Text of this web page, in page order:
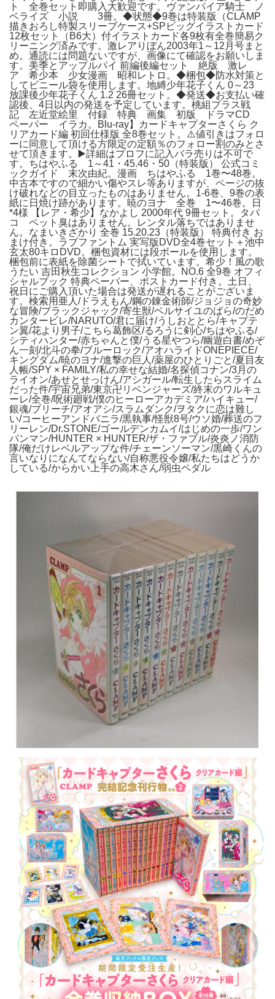
ト 全巻セット即購入大歓迎です。ヴァンパイア騎士 ノ
ベライズ 小説 3冊。◆状態◆9巻は特装版（CLAMP
描きおろし特製スリーブケース+SPビッグイラストカード
12枚セット（B6大）付イラストカード各9枚有全巻簡易ク
リーニング済みです。激レアりぼん2003年1～12月号まと
め。通読には問題ないですが、画像にて確認をお願いしま
す。美季とアップルパイ 前編後編セット 絶版 激レ
ア 希少本 少女漫画 昭和レトロ。◆梱包◆防水対策と
してビニール袋を使用します。地縛少年花子くん 0～23
放課後少年花子くん 1.2 26冊セット。◆発送◆お支払い確
認後、4日以内の発送を予定しています。桃組プラス戦
記 左近堂絵里 付録 特典 画集 初版 ドラマCD
ペーパー イラカ。Blu-ray】カードキャプターさくら ク
リアカード編 初回仕様版 全8巻セット。⚠️値引きはフォロ
ーに同意して頂ける方限定の定額％のフォロー割のみとさ
せて頂きます。▶️詳細はプロフに記入バラ売りは不可で
す。ちはやふる 1～41・45.46・50（特装版） 公式コミ
ックガイド 末次由紀。漫画 ちはやふる 1巻〜48巻。
中古本ですので細かい傷やスレ等ありますが、ページの抜
け破れなどの目立ったものはありません。1-6巻、9巻の表
紙に日焼け跡があります。暁のヨナ 全巻 1〜46巻。日
*4様 【レア・希少】なかよし 2000年代 9冊セット。タバ
コ ペット臭はありません。レンタル落ちではありませ
ん。なまいきざかり 全巻 15.20.23（特装版） 特典付き お
まけ付き。ラブファントム 実写版DVD全4巻セット＋池中
玄太80キロDVD。梱包資材には段ボールを使用します。
梱包前に表紙を除菌シートで拭いています。希少！風の歌
うたい 吉田秋生コレクション 小学館。NO.6 全9巻 オフィ
シャルブック 特典ペーパー、ポストカード付き。土日、
祝日にご購入頂いた場合は発送が遅れることがございま
す。検索用亜人/ドラえもん/鋼の錬金術師/ジョジョの奇妙
な冒険/ブラックジャック/寄生獣/ベルサイユのばら/のだめ
カンタービレ/NARUTO/君に届け/うしおととら/キャプテ
ン翼/花より男子/こちら葛飾区/るろうに剣心/ちはやふる/
シティハンター/赤ちゃんと僕/うる星やつら/幽遊白書/めぞ
ん一刻/北斗の拳/ブルーロック/アオハライドONEPIECE/
キングダム/暁のヨナ/進撃の巨人/薬屋のひとりごと/夏目友
人帳/SPY × FAMILY/私の幸せな結婚/名探偵コナン/3月の
ライオン/あせとせっけん/アシガール/転生したらスライム
だった件/宇宙兄弟/東京卍リベンジャーズ/終末のワルキュ
ーレ/全巻/呪術廻戦/僕のヒーローアカデミア/ハイキュー/
銀魂/ブリーチ/アオアシ/スラムダンク/ヲタクに恋は難し
い/コーヒーアンドバニラ/黒執事/怪獣8号/ウソ婚/葬送のフ
リーレン/Dr.STONE/ゴールデンカムイ/はじめの一歩/ワン
パンマン/HUNTER × HUNTER/ザ・ファブル/炎炎ノ消防
隊/俺だけレベルアップな件/チェーンソーマン/黒崎くんの
言いなりになんてならない/自称悪役令嬢/私たちはどうか
している/からかい上手の高木さん/弱虫ペダル